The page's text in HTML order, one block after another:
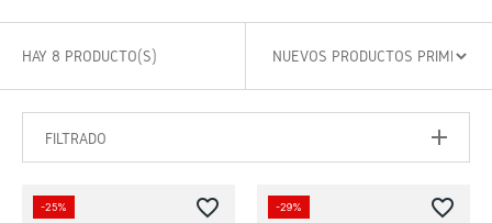
HAY 8 PRODUCTO(S)
FILTRADO
-25% favorite_border -29% favorite_border